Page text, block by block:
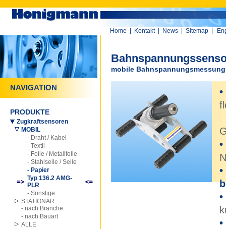
Home Kontakt News Sitemap
NAVIGATION
PRODUKTE
Zugkraftsensoren
MOBIL
- Draht / Kabel
- Textil
- Folie / Metallfolie
- Stahlseile / Seile
- Papier
Typ 136.2 AMG-
PLR
- Sonstige
STATIONÄR
- nach Branche
- nach Bauart
ALLE
mobile
•
•
•
•
•